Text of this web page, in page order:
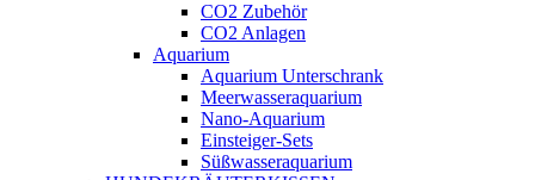
CO2 Zubehör
CO2 Anlagen
Aquarium
Aquarium Unterschrank
Meerwasseraquarium
Nano-Aquarium
Einsteiger-Sets
Süßwasseraquarium